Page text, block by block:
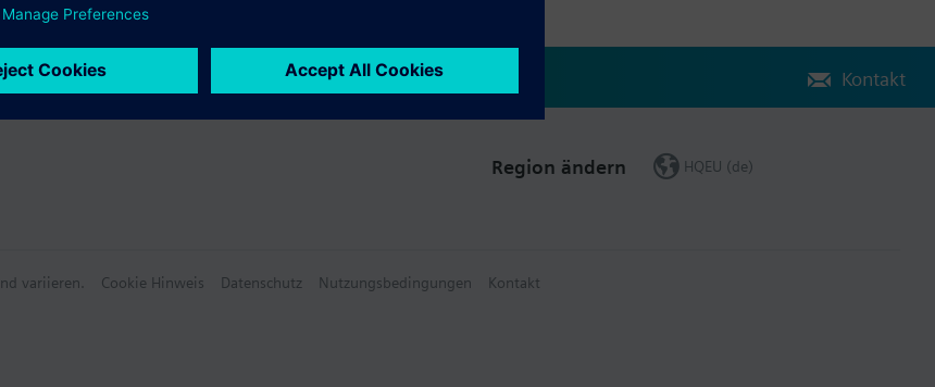
Kontakt
Region ändern HQEU (de)
variieren. Cookie Hinweis Datenschutz Nutzungsbedingungen Kontakt